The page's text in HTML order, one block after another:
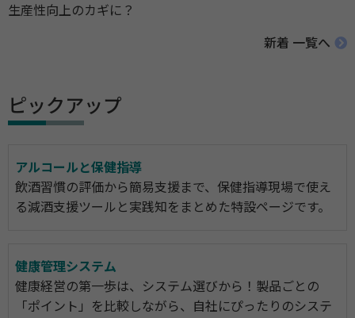
生産性向上のカギに？
新着 一覧へ
ピックアップ
アルコールと保健指導
飲酒習慣の評価から簡易支援まで、保健指導現場で使え
る減酒支援ツールと実践知をまとめた特設ページです。
健康管理システム
健康経営の第一歩は、システム選びから！製品ごとの
「ポイント」を比較しながら、自社にぴったりのシステ